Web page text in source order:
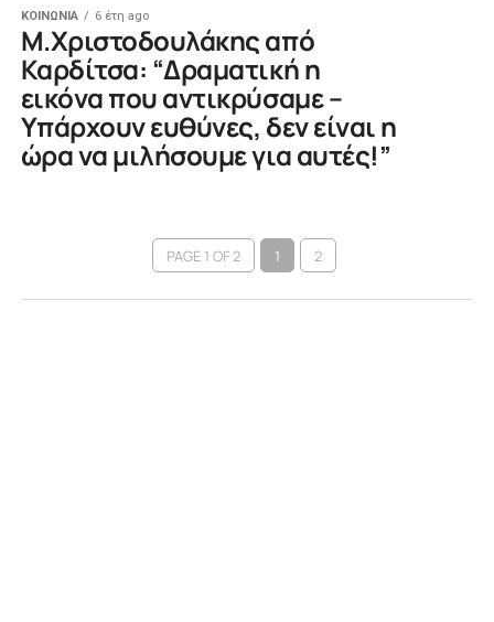
ΚΟΙΝΩΝΙΑ 6 έτη ago
Μ.Χριστοδουλάκης από
Καρδίτσα: “Δραματική η
εικόνα που αντικρύσαμε –
Υπάρχουν ευθύνες, δεν είναι η
ώρα να μιλήσουμε για αυτές!”
PAGE 1 OF 2 1 2